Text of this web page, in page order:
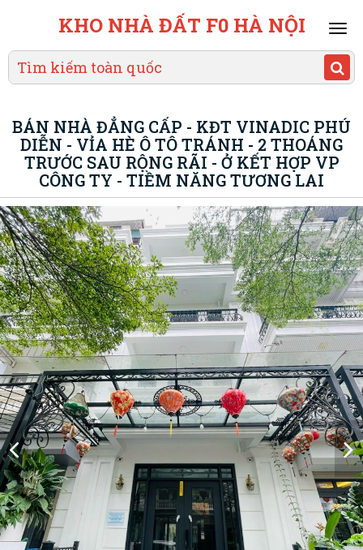
KHO NHÀ ĐẤT F0 HÀ NỘI
BÁN NHÀ ĐẲNG CẤP - KĐT VINADIC PHÚ
DIỄN - VỈA HÈ Ô TÔ TRÁNH - 2 THOÁNG
TRƯỚC SAU RỘNG RÃI - Ở KẾT HỢP VP
CÔNG TY - TIỀM NĂNG TƯƠNG LAI